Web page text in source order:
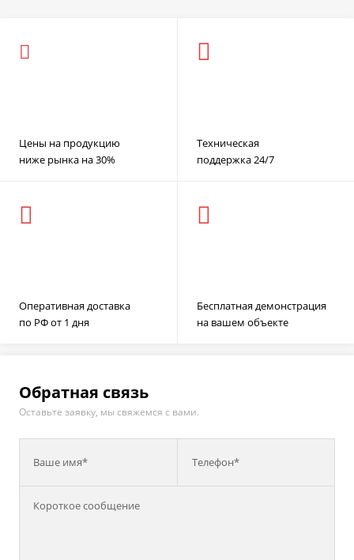
Цены на продукцию
ниже рынка на 30%
Техническая
поддержка 24/7
Оперативная доставка
по РФ от 1 дня
Бесплатная демонстрация
на вашем объекте
Обратная связь
Оставьте заявку, мы свяжемся с вами.
Ваше имя* Телефон*